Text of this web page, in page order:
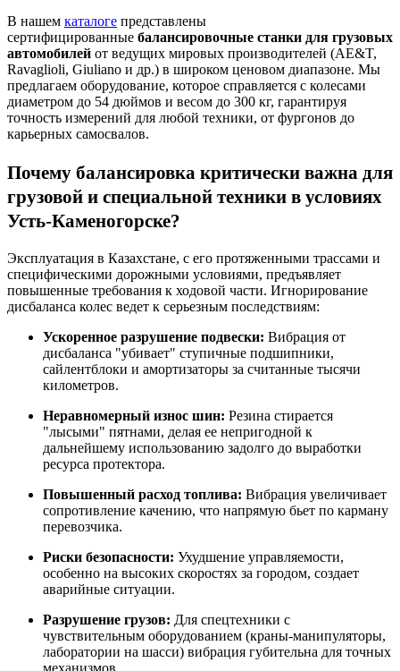
В нашем каталоге представлены
сертифицированные балансировочные станки для грузовых
автомобилей от ведущих мировых производителей (AE&T,
Ravaglioli, Giuliano и др.) в широком ценовом диапазоне. Мы
предлагаем оборудование, которое справляется с колесами
диаметром до 54 дюймов и весом до 300 кг, гарантируя
точность измерений для любой техники, от фургонов до
карьерных самосвалов.
Почему балансировка критически важна для
грузовой и специальной техники в условиях
Усть-Каменогорске?
Эксплуатация в Казахстане, с его протяженными трассами и
специфическими дорожными условиями, предъявляет
повышенные требования к ходовой части. Игнорирование
дисбаланса колес ведет к серьезным последствиям:
Ускоренное разрушение подвески: Вибрация от
дисбаланса "убивает" ступичные подшипники,
сайлентблоки и амортизаторы за считанные тысячи
километров.
Неравномерный износ шин: Резина стирается
"лысыми" пятнами, делая ее непригодной к
дальнейшему использованию задолго до выработки
ресурса протектора.
Повышенный расход топлива: Вибрация увеличивает
сопротивление качению, что напрямую бьет по карману
перевозчика.
Риски безопасности: Ухудшение управляемости,
особенно на высоких скоростях за городом, создает
аварийные ситуации.
Разрушение грузов: Для спецтехники с
чувствительным оборудованием (краны-манипуляторы,
лаборатории на шасси) вибрация губительна для точных